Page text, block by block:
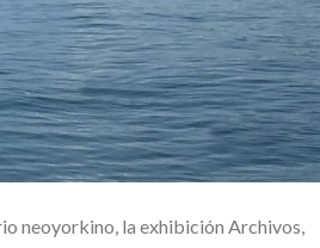
neoyorkino, la exhibición Archivos,